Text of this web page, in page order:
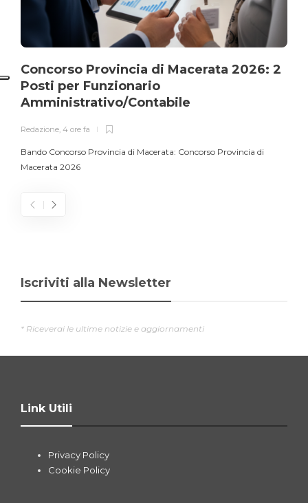
Concorso Provincia di Macerata 2026: 2
Posti per Funzionario
Amministrativo/Contabile
Redazione, 4 ore fa
Bando Concorso Provincia di Macerata: Concorso Provincia di
Macerata 2026
Iscriviti alla Newsletter
* Riceverai le ultime notizie e aggiornamenti
Link Utili
Privacy Policy
Cookie Policy